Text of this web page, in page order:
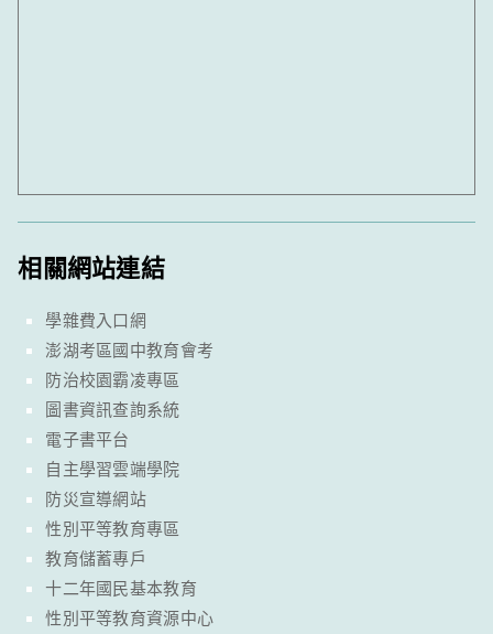
相關網站連結
學雜費入口網
澎湖考區國中教育會考
防治校園霸凌專區
圖書資訊查詢系統
電子書平台
自主學習雲端學院
防災宣導網站
性別平等教育專區
教育儲蓄專戶
十二年國民基本教育
性別平等教育資源中心